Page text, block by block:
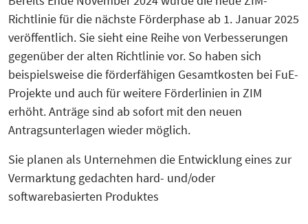
Richtlinie für die nächste Förderphase ab 1. Januar 2025
veröffentlich. Sie sieht eine Reihe von Verbesserungen
gegenüber der alten Richtlinie vor. So haben sich
beispielsweise die förderfähigen Gesamtkosten bei FuE-
Projekte und auch für weitere Förderlinien in ZIM
erhöht. Anträge sind ab sofort mit den neuen
Antragsunterlagen wieder möglich.
Sie planen als Unternehmen die Entwicklung eines zur
Vermarktung gedachten hard- und/oder
softwarebasierten Produktes
KreisEL
SchuBS® - Schule und Betrieb am
Samstag
5G4Industry (ausgelaufen)
DualStrat (ausgelaufen)
Orientierungsgespräch
Kreislaufwirtschaft-Frugale Innovation-
Regeneratives Wirtschaften
Peer Group zur EU Taxonomie
Verordnung mit Unternehmen und
Finanzakteuren aus OWL
Social-Media-Sprechtage